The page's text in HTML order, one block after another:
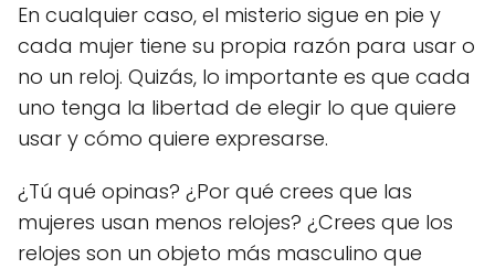
En cualquier caso, el misterio sigue en pie y
cada mujer tiene su propia razón para usar o
no un reloj. Quizás, lo importante es que cada
uno tenga la libertad de elegir lo que quiere
usar y cómo quiere expresarse.
¿Tú qué opinas? ¿Por qué crees que las
mujeres usan menos relojes? ¿Crees que los
relojes son un objeto más masculino que